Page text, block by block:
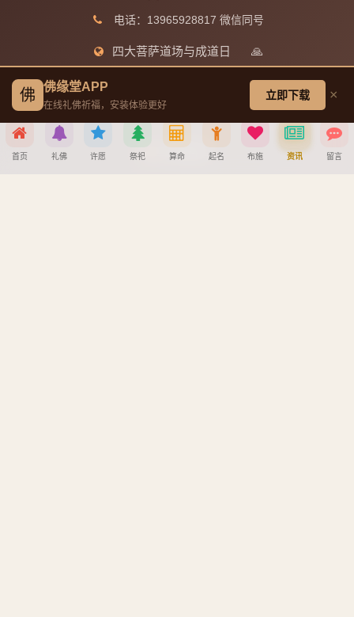
电话：13965928817 微信同号
四大菩萨道场与成道日 🙏
快速导航
供奉排位
佛 佛缘堂APP
在线礼佛祈福，安装体验更好
立即下载 ×
首页 礼佛 许愿 祭祀 算命 起名 布施 资讯 留言